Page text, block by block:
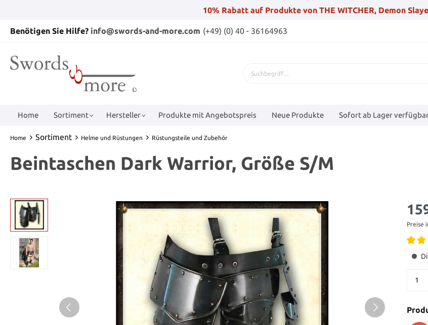
10% Rabatt auf Produkte von THE WITCHER, Demon
Benötigen Sie Hilfe? info@swords-and-more.com (+49) (0) 40 - 36164963
Home Sortiment Hersteller Produkte mit Angebotspreis Neue Produkte Sofort ab Lager
Home Sortiment Helme und Rüstungen Rüstungsteile und Zubehör
Beintaschen Dark Warrior, Größe S/M
Preise